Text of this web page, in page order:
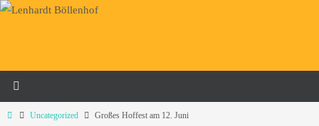
Zum
HomeUncategorized Großes Hoffest am 12. Juni